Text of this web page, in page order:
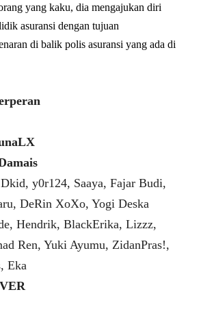
yang kaku, dia mengajukan diri
asuransi dengan tujuan
di balik polis asuransi yang ada di
Dkid, y0r124, Saaya, Fajar Budi,
DeRin XoXo, Yogi Deska
Hendrik, BlackErika, Lizzz,
Ren, Yuki Ayumu, ZidanPras!,
Eka